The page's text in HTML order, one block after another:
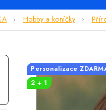
Hobby a koníčky
Personalizace
2 + 1